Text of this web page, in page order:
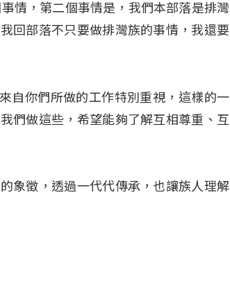
情，第二個事情是，我們本部落是排灣
回部落不只要做排灣族的事情，我還要
自你們所做的工作特別重視，這樣的一
們做這些，希望能夠了解互相尊重、互
象徵，透過一代代傳承，也讓族人理解